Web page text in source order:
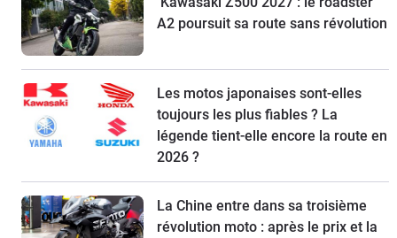
A2 poursuit sa route sans révolution
Les motos japonaises sont-elles
toujours les plus fiables ? La
légende tient-elle encore la route en
2026 ?
La Chine entre dans sa troisième
révolution moto : après le prix et la